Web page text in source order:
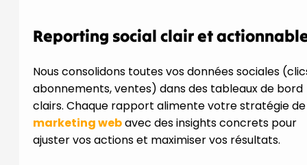
Reporting social clair et
Nous consolidons toutes vos données sociales
abonnements, ventes) dans des tableaux de bord
clairs. Chaque rapport alimente votre stratégie de
marketing webavec des insights concrets pour
ajuster vos actions et maximiser vos résultats.